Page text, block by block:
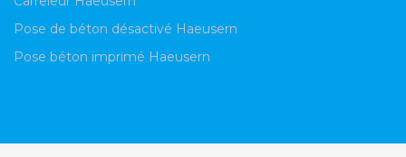
Pose de béton désactivé Haeusern
Pose béton imprimé Haeusern